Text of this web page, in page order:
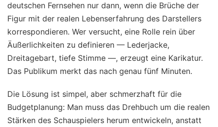
deutschen Fernsehen nur dann, wenn die Brüche der
Figur mit der realen Lebenserfahrung des Darstellers
korrespondieren. Wer versucht, eine Rolle rein über
Äußerlichkeiten zu definieren — Lederjacke,
Dreitagebart, tiefe Stimme —, erzeugt eine Karikatur.
Das Publikum merkt das nach genau fünf Minuten.
Die Lösung ist simpel, aber schmerzhaft für die
Budgetplanung: Man muss das Drehbuch um die realen
Stärken des Schauspielers herum entwickeln, anstatt